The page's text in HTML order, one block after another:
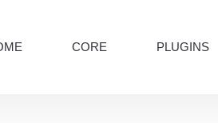
CORE PLUGINS